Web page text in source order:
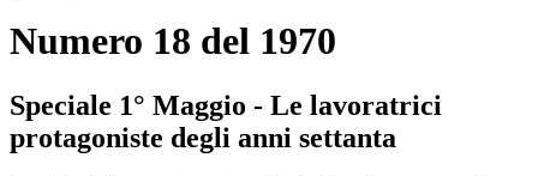
Numero 18 del 1970
Speciale 1° Maggio - Le lavoratrici
protagoniste degli anni settanta